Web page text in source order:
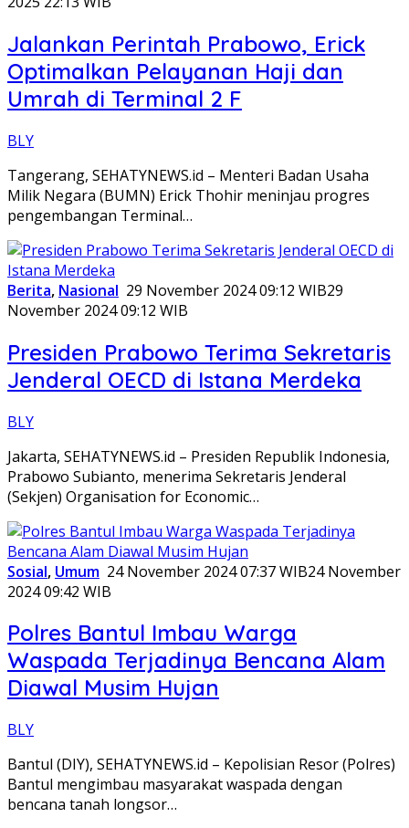
Jalankan Perintah Prabowo, Erick
Optimalkan Pelayanan Haji dan
Umrah di Terminal 2 F
BLY
Tangerang, SEHATYNEWS.id – Menteri Badan Usaha
Milik Negara (BUMN) Erick Thohir meninjau progres
pengembangan Terminal…
Berita, Nasional 29 November 2024 09:12 WIB29
November 2024 09:12 WIB
Presiden Prabowo Terima Sekretaris
Jenderal OECD di Istana Merdeka
BLY
Jakarta, SEHATYNEWS.id – Presiden Republik Indonesia,
Prabowo Subianto, menerima Sekretaris Jenderal
(Sekjen) Organisation for Economic…
Sosial, Umum 24 November 2024 07:37 WIB24 November
2024 09:42 WIB
Polres Bantul Imbau Warga
Waspada Terjadinya Bencana Alam
Diawal Musim Hujan
BLY
Bantul (DIY), SEHATYNEWS.id – Kepolisian Resor (Polres)
Bantul mengimbau masyarakat waspada dengan
bencana tanah longsor…